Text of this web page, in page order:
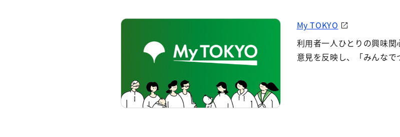
My TOKYO
利用者一人ひとりの興味
意見を反映し、「みんなで